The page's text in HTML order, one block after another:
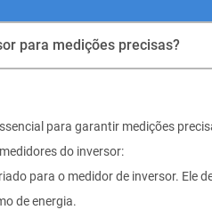
para medições precisas?
para garantir medições
do inversor:
para o medidor de inversor. Ele
de energia.